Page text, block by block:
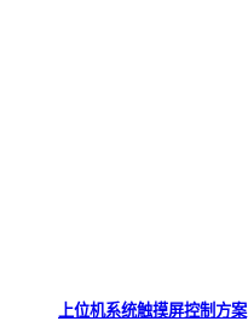
上位机系统触摸屏控制方案